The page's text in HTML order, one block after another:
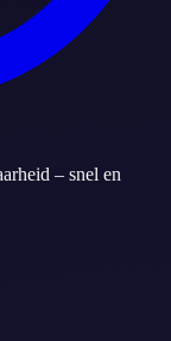
– snel en